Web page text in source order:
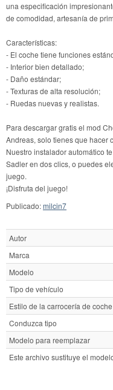
una especificación
de comodidad, artesanía de
Características:
- El coche tiene funciones
- Interior bien detallado;
- Daño estándar;
- Texturas de alta resolución;
- Ruedas nuevas y realistas.
Para descargar gratis el mod
Andreas, solo tienes que hacer
Nuestro instalador automático
Sadler en dos clics, o puedes
juego.
¡Disfruta del juego!
Publicado:milcin7
Autor
Marca
Modelo
Tipo de vehículo
Estilo de la carrocería de coche
Conduzca tipo
Modelo para reemplazar
Este archivo sustituye el